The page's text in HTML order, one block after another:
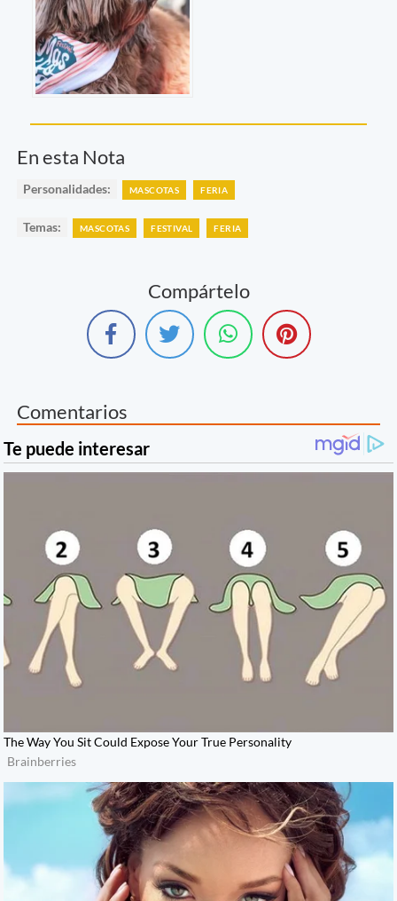
En esta Nota
Personalidades: MASCOTAS FERIA
Temas: MASCOTAS FESTIVAL FERIA
Compártelo
Comentarios